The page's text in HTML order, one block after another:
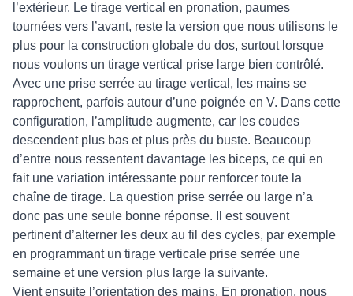
l’extérieur. Le tirage vertical en pronation, paumes
tournées vers l’avant, reste la version que nous utilisons le
plus pour la construction globale du dos, surtout lorsque
nous voulons un tirage vertical prise large bien contrôlé.
Avec une prise serrée au tirage vertical, les mains se
rapprochent, parfois autour d’une poignée en V. Dans cette
configuration, l’amplitude augmente, car les coudes
descendent plus bas et plus près du buste. Beaucoup
d’entre nous ressentent davantage les biceps, ce qui en
fait une variation intéressante pour renforcer toute la
chaîne de tirage. La question prise serrée ou large n’a
donc pas une seule bonne réponse. Il est souvent
pertinent d’alterner les deux au fil des cycles, par exemple
en programmant un tirage verticale prise serrée une
semaine et une version plus large la suivante.
Vient ensuite l’orientation des mains. En pronation, nous